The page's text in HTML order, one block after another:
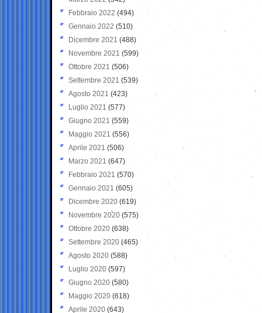
Febbraio 2022 (494)
Gennaio 2022 (510)
Dicembre 2021 (488)
Novembre 2021 (599)
Ottobre 2021 (506)
Settembre 2021 (539)
Agosto 2021 (423)
Luglio 2021 (577)
Giugno 2021(559)
Maggio 2021 (556)
Aprile 2021 (506)
Marzo 2021 (647)
Febbraio 2021 (570)
Gennaio 2021 (605)
Dicembre 2020 (619)
Novembre 2020 (575)
Ottobre 2020 (638)
Settembre 2020(465)
Agosto 2020 (588)
Luglio 2020 (597)
Giugno 2020 (580)
Maggio 2020 (618)
Aprile 2020 (643)